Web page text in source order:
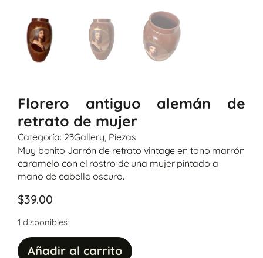
Categoría: 23Gallery, Piezas
Florero antiguo alemán de
retrato de mujer
Muy bonito Jarrón de retrato vintage en tono marrón
caramelo con el rostro de una mujer pintado a
mano de cabello oscuro.
$39.00
1 disponibles
Añadir al carrito